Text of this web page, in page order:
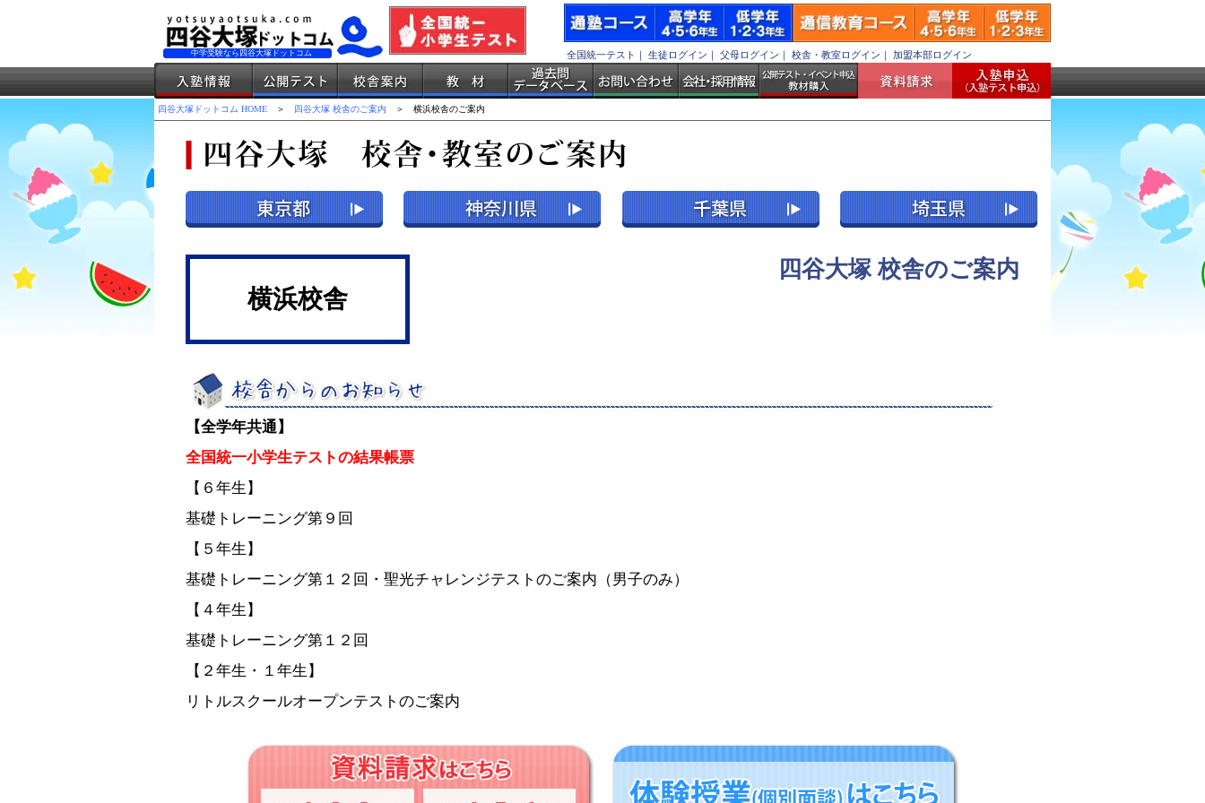
中学受験なら四谷大塚ドットコム 全国統一テスト ｜ 生徒ログイン ｜ 父母ログイン ｜ 校舎・教室ログイン ｜ 加盟本部ログイン
四谷大塚ドットコム HOME ＞ 四谷大塚 校舎のご案内 ＞ 横浜校舎のご案内
四谷大塚 校舎のご案内
横浜校舎
【全学年共通】
全国統一小学生テストの結果帳票
【６年生】
基礎トレーニング第９回
【５年生】
基礎トレーニング第１２回・聖光チャレンジテストのご案内（男子のみ）
【４年生】
基礎トレーニング第１２回
【２年生・１年生】
リトルスクールオープンテストのご案内